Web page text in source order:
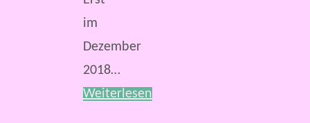
im
Dezember
2018…
Weiterlesen